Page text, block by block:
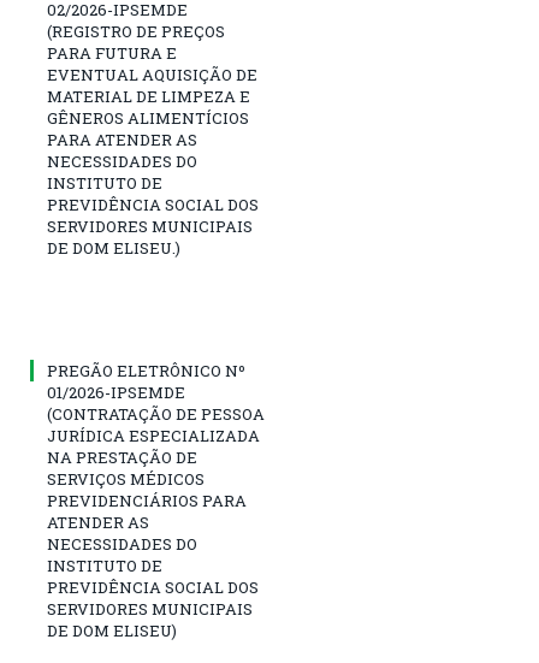
02/2026-IPSEMDE
(REGISTRO DE PREÇOS
PARA FUTURA E
EVENTUAL AQUISIÇÃO DE
MATERIAL DE LIMPEZA E
GÊNEROS ALIMENTÍCIOS
PARA ATENDER AS
NECESSIDADES DO
INSTITUTO DE
PREVIDÊNCIA SOCIAL DOS
SERVIDORES MUNICIPAIS
DE DOM ELISEU.)
PREGÃO ELETRÔNICO Nº
01/2026-IPSEMDE
(CONTRATAÇÃO DE PESSOA
JURÍDICA ESPECIALIZADA
NA PRESTAÇÃO DE
SERVIÇOS MÉDICOS
PREVIDENCIÁRIOS PARA
ATENDER AS
NECESSIDADES DO
INSTITUTO DE
PREVIDÊNCIA SOCIAL DOS
SERVIDORES MUNICIPAIS
DE DOM ELISEU)